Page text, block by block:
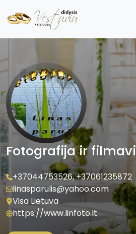
Fotografija ir
+37044753526,+37061235872
linasparulis@yahoo.com
Visa Lietuva
https://www.linfoto.lt